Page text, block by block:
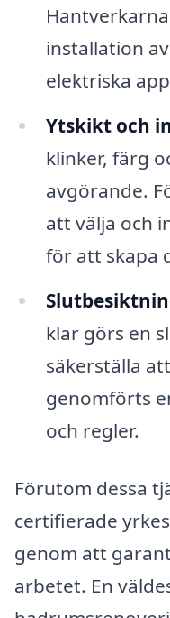
installation
elektriska
Ytskikt och
klinker, färg
avgörande.
att välja och
för att skapa
klar görs en
säkerställa
genomförts
och regler.
Förutom dessa
certifierade
genom att
arbetet. En